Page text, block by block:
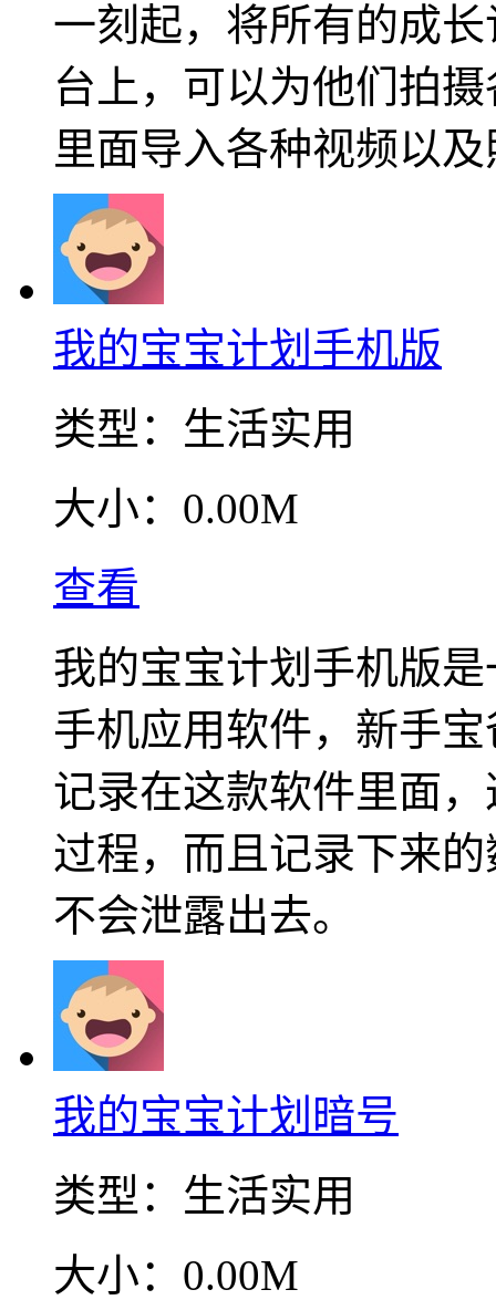
一刻起，将所有的成
台上，可以为他们拍
里面导入各种视频以
我的宝宝计划手机版
类型： 生活实用
大小： 0.00M
查看
我的宝宝计划手机版
手机应用软件，新手
记录在这款软件里面
过程，而且记录下来
不会泄露出去。
我的宝宝计划暗号
类型： 生活实用
大小： 0.00M